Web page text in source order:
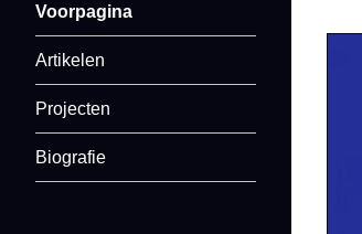
Voorpagina
Artikelen
Projecten
Biografie